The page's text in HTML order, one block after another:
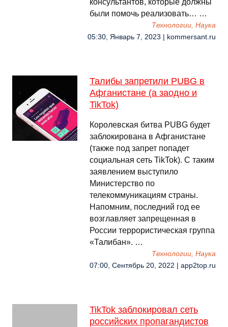
консультантов, которые должны
были помочь реализовать… …
Технологии, Наука
05:30, Январь 7, 2023 | kommersant.ru
Талибы запретили PUBG в
Афганистане (а заодно и
TikTok)
Королевская битва PUBG будет
заблокирована в Афганистане
(также под запрет попадет
социальная сеть TikTok). С таким
заявлением выступило
Министерство по
телекоммуникациям страны.
Напомним, последний год ее
возглавляет запрещенная в
России террористическая группа
«Талибан». …
Технологии, Наука
07:00, Сентябрь 20, 2022 | app2top.ru
TikTok заблокировал сеть
российских пропагандистов